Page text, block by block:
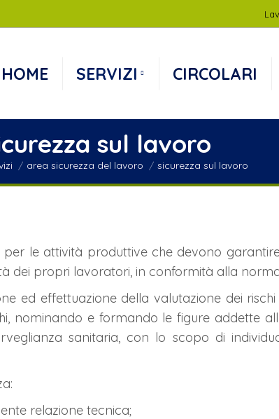
HOME SERVIZI CIRCOLARI
sul lavoro
area sicurezza del lavoro sicurezza sul lavoro
le attività produttive che devono
dei propri lavoratori, in conformità alla
ed effettuazione della valutazione dei
nominando e formando le figure addette
sanitaria, con lo scopo di
relazione tecnica;